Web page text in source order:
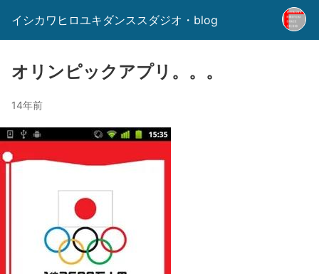
イシカワヒロユキダンススダジオ・blog
オリンピックアプリ。。。
14年前